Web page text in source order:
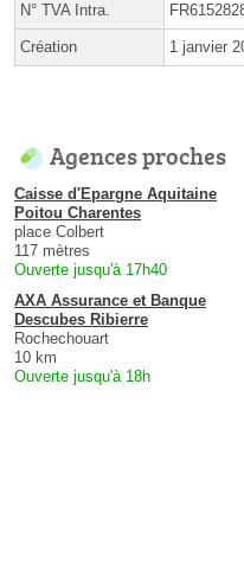
N° TVA Intra.
Création 1 janvier
Agences proches
Caisse d'Epargne Aquitaine
Poitou Charentes
place Colbert
117 mètres
Ouverte jusqu'à 17h40
AXA Assurance et Banque
Descubes Ribierre
Rochechouart
10 km
Ouverte jusqu'à 18h